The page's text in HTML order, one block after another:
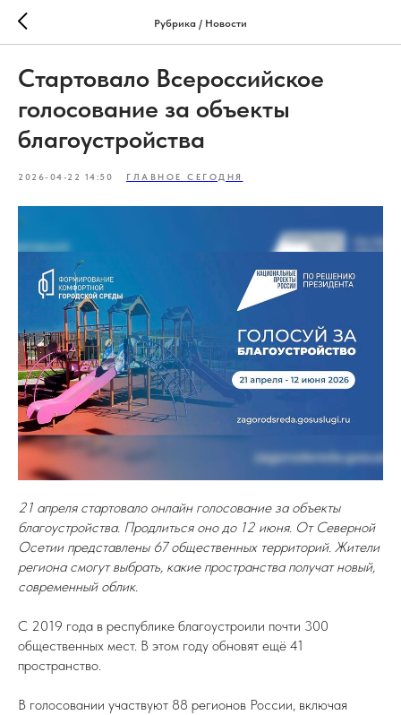
Рубрика / Новости
Стартовало Всероссийское
голосование за объекты
благоустройства
2026-04-22 14:50 ГЛАВНОЕ СЕГОДНЯ
21 апреля стартовало онлайн голосование за объекты
благоустройства. Продлиться оно до 12 июня. От Северной
Осетии представлены 67 общественных территорий. Жители
региона смогут выбрать, какие пространства получат новый,
современный облик.
С 2019 года в республике благоустроили почти 300
общественных мест. В этом году обновят ещё 41
пространство.
В голосовании участвуют 88 регионов России, включая